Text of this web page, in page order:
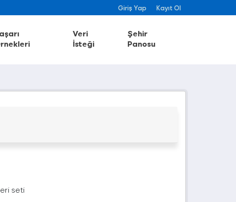
Giriş Yap Kayıt Ol
Veri
İsteği
Şehir
Panosu
seti